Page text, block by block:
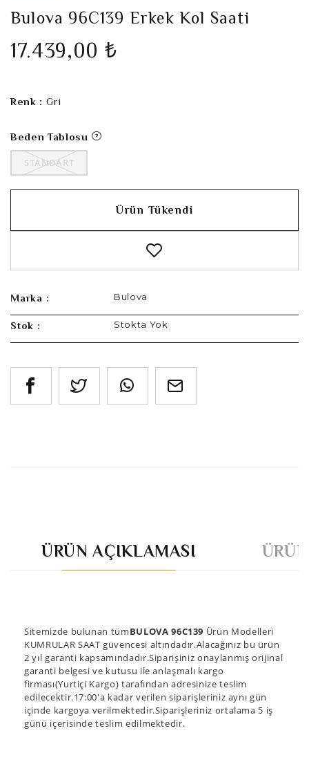
Bulova 96C139 Erkek Kol Saati
17.439,00 ₺
Renk : Gri
Beden Tablosu
STANDART
Ürün Tükendi
Marka : Bulova
Stok : Stokta Yok
ÜRÜN AÇIKLAMASI
Sitemizde bulunan tümBULOVA 96C139 Ürün Modelleri
KUMRULAR SAAT güvencesi altındadır.Alacağınız bu ürün
2 yıl garanti kapsamındadır.Siparişiniz onaylanmış orijinal
garanti belgesi ve kutusu ile anlaşmalı kargo
firması(Yurtiçi Kargo) tarafından adresinize teslim
edilecektir.17:00'a kadar verilen siparişleriniz aynı gün
içinde kargoya verilmektedir.Siparişleriniz ortalama 5 iş
günü içerisinde teslim edilmektedir.